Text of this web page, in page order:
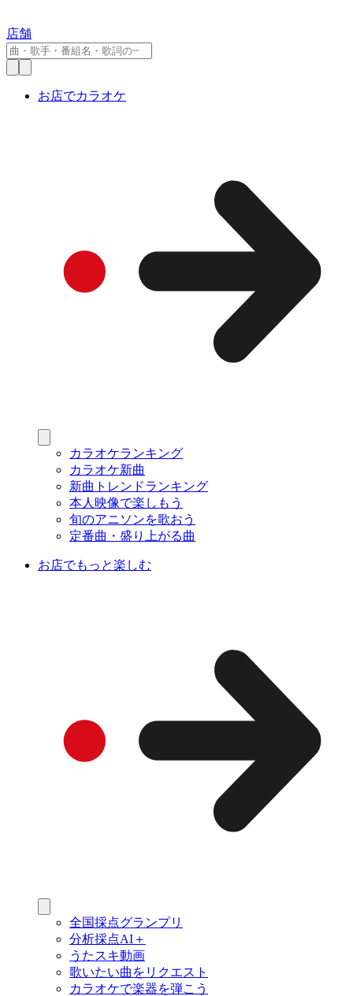
店舗
お店でカラオケ
カラオケランキング
カラオケ新曲
新曲トレンドランキング
本人映像で楽しもう
旬のアニソンを歌おう
定番曲・盛り上がる曲
お店でもっと楽しむ
全国採点グランプリ
分析採点AI＋
うたスキ動画
歌いたい曲をリクエスト
カラオケで楽器を弾こう